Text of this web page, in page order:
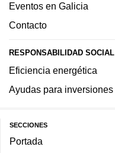
Eventos en Galicia
Contacto
RESPONSABILIDAD SOCIAL
Eficiencia energética
Ayudas para inversiones
SECCIONES
Portada